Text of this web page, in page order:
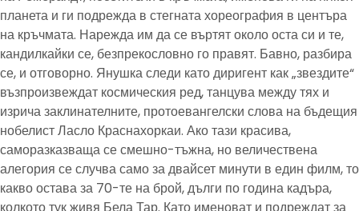
планета и ги подрежда в стегната хореография в центъра
на кръчмата. Нарежда им да се въртят около оста си и те,
кандилкайки се, безпрекословно го правят. Бавно, разбира
се, и отговорно. Янушка следи като диригент как „звездите“
възпроизвеждат космическия ред, танцува между тях и
изрича заклинателните, протоевангелски слова на бъдещия
нобелист Ласло Краснахоркаи. Ако тази красива,
саморазказваща се смешно-тъжна, но величествена
алегория се случва само за двайсет минути в един филм, то
какво остава за 70-те на брой, дълги по година кадъра,
колкото тук живя Бела Тар. Като именоват и подреждат за